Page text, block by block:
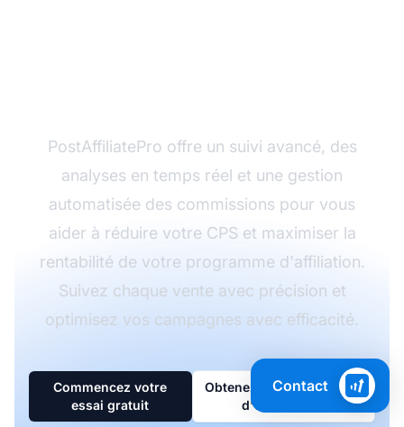
PostAffiliatePro offre un suivi avancé, des
analyses en temps réel et une gestion
automatisée des commissions pour vous
aider à réduire votre CPS et maximiser la
rentabilité de votre programme d'affiliation.
Suivez chaque vente avec précision et
optimisez vos campagnes avec efficacité.
Commencez votre
essai gratuit
Obtenez des conseils
d'experts
Contact